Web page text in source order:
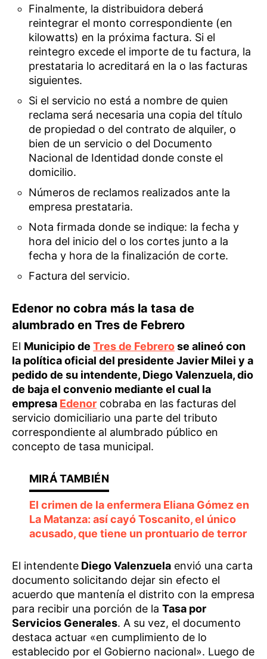
Finalmente, la distribuidora deberá
reintegrar el monto correspondiente (en
kilowatts) en la próxima factura. Si el
reintegro excede el importe de tu factura, la
prestataria lo acreditará en la o las facturas
siguientes.
Si el servicio no está a nombre de quien
reclama será necesaria una copia del título
de propiedad o del contrato de alquiler, o
bien de un servicio o del Documento
Nacional de Identidad donde conste el
domicilio.
Números de reclamos realizados ante la
empresa prestataria.
Nota firmada donde se indique: la fecha y
hora del inicio del o los cortes junto a la
fecha y hora de la finalización de corte.
Factura del servicio.
Edenor no cobra más la tasa de
alumbrado en Tres de Febrero
El Municipio de Tres de Febrerose alineó con
la política oficial del presidente Javier Milei y a
pedido de su intendente, Diego Valenzuela, dio
de baja el convenio mediante el cual la
empresa Edenor cobraba en las facturas del
servicio domiciliario una parte del tributo
correspondiente al alumbrado público en
concepto de tasa municipal.
El crimen de la enfermera Eliana Gómez en
La Matanza: así cayó Toscanito, el único
acusado, que tiene un prontuario de terror
El intendente Diego Valenzuela envió una carta
documento solicitando dejar sin efecto el
acuerdo que mantenía el distrito con la empresa
para recibir una porción de la Tasa por
Servicios Generales. A su vez, el documento
destaca actuar «en cumplimiento de lo
establecido por el Gobierno nacional». Luego de